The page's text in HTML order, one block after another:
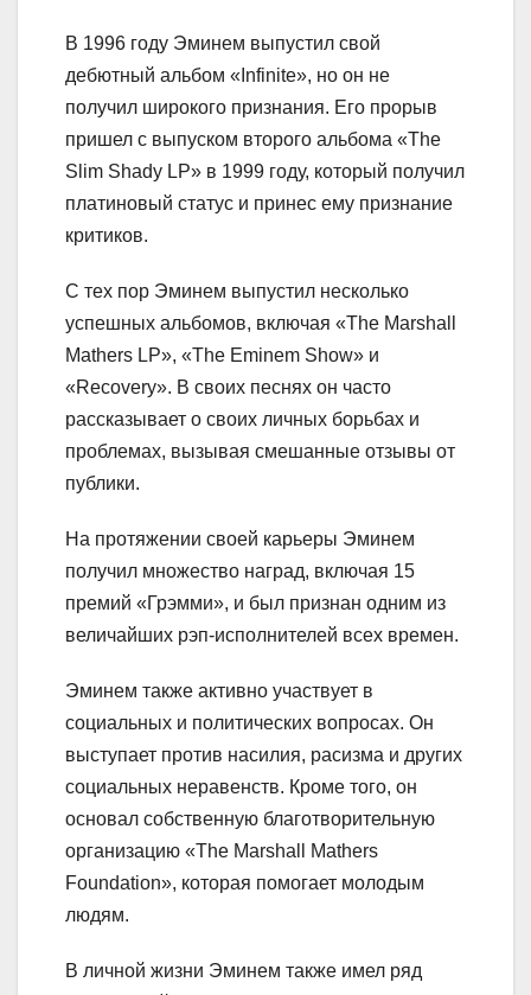
В 1996 году Эминем выпустил свой
дебютный альбом «Infinite», но он не
получил широкого признания. Его прорыв
пришел с выпуском второго альбома «The
Slim Shady LP» в 1999 году, который получил
платиновый статус и принес ему признание
критиков.
С тех пор Эминем выпустил несколько
успешных альбомов, включая «The Marshall
Mathers LP», «The Eminem Show» и
«Recovery». В своих песнях он часто
рассказывает о своих личных борьбах и
проблемах, вызывая смешанные отзывы от
публики.
На протяжении своей карьеры Эминем
получил множество наград, включая 15
премий «Грэмми», и был признан одним из
величайших рэп-исполнителей всех времен.
Эминем также активно участвует в
социальных и политических вопросах. Он
выступает против насилия, расизма и других
социальных неравенств. Кроме того, он
основал собственную благотворительную
организацию «The Marshall Mathers
Foundation», которая помогает молодым
людям.
В личной жизни Эминем также имел ряд